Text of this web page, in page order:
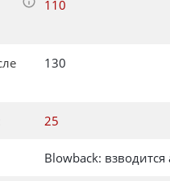
110
130
25
Blowback: